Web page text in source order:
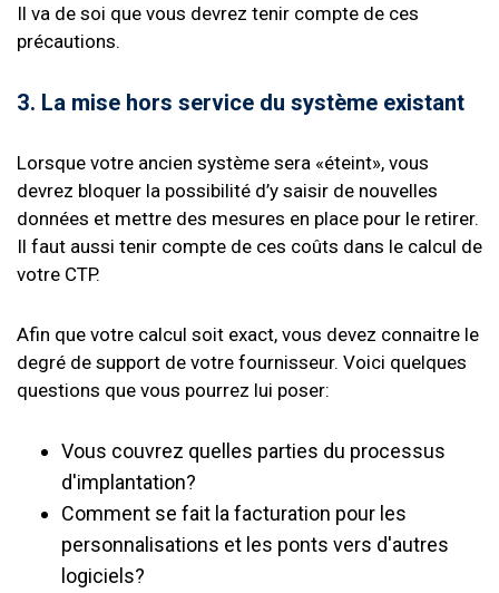
Il va de soi que vous devrez tenir compte de ces
précautions.
3. La mise hors service du système existant
Lorsque votre ancien système sera «éteint», vous
devrez bloquer la possibilité d’y saisir de nouvelles
données et mettre des mesures en place pour le retirer.
Il faut aussi tenir compte de ces coûts dans le calcul de
votre CTP.
Afin que votre calcul soit exact, vous devez connaitre le
degré de support de votre fournisseur. Voici quelques
questions que vous pourrez lui poser:
Vous couvrez quelles parties du processus
d'implantation?
Comment se fait la facturation pour les
personnalisations et les ponts vers d'autres
logiciels?